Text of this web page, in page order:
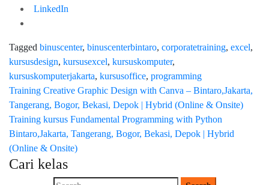
LinkedIn
Tagged binuscenter, binuscenterbintaro, corporatetraining, excel,
kursusdesign, kursusexcel, kursuskomputer,
kursuskomputerjakarta, kursusoffice, programming
Training Creative Graphic Design with Canva – Bintaro,Jakarta,
Tangerang, Bogor, Bekasi, Depok | Hybrid (Online & Onsite)
Training kursus Fundamental Programming with Python
Bintaro,Jakarta, Tangerang, Bogor, Bekasi, Depok | Hybrid
(Online & Onsite)
Cari kelas